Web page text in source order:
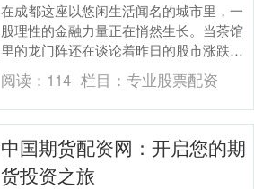
在成都这座以悠闲生活闻名的城市里，一
股理性的金融力量正在悄然生长。当茶馆
里的龙门阵还在谈论着昨日的股市涨跌
时，一群专业的投资者已经将目光投向了
更深处——不是追逐....
阅读： 114 栏目： 专业股票配资
中国期货配资网：开启您的期
货投资之旅